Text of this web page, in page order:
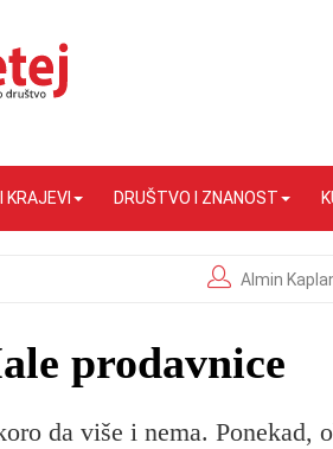
KRAJEVI DRUŠTVO I ZNANOST
Almin
prodavnice
da više i nema. Ponekad,